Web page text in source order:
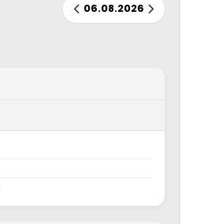
06.08.2026